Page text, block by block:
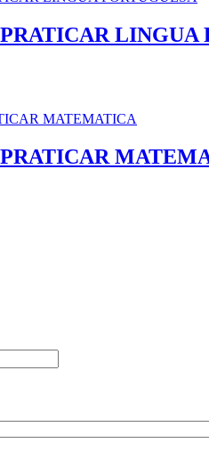
LINGUA